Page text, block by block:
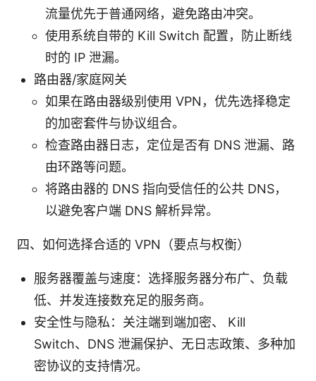
流量优先于普通网络，避免路由冲突。
使用系统自带的 Kill Switch 配置，防止断线
时的 IP 泄漏。
路由器/家庭网关
如果在路由器级别使用 VPN，优先选择稳定
的加密套件与协议组合。
检查路由器日志，定位是否有 DNS 泄漏、路
由环路等问题。
将路由器的 DNS 指向受信任的公共 DNS，
以避免客户端 DNS 解析异常。
四、如何选择合适的 VPN（要点与权衡）
服务器覆盖与速度：选择服务器分布广、负载
低、并发连接数充足的服务商。
安全性与隐私：关注端到端加密、 Kill
Switch、DNS 泄漏保护、无日志政策、多种加
密协议的支持情况。